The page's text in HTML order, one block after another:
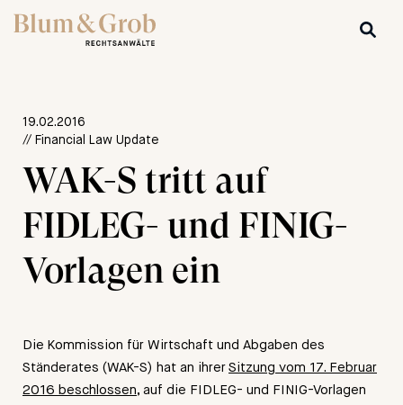
19.02.2016
// Financial Law Update
WAK-S tritt auf
FIDLEG- und FINIG-
Vorlagen ein
Die Kommission für Wirtschaft und Abgaben des
Ständerates (WAK-S) hat an ihrerSitzung vom 17. Februar
2016 beschlossen, auf die FIDLEG- und FINIG-Vorlagen